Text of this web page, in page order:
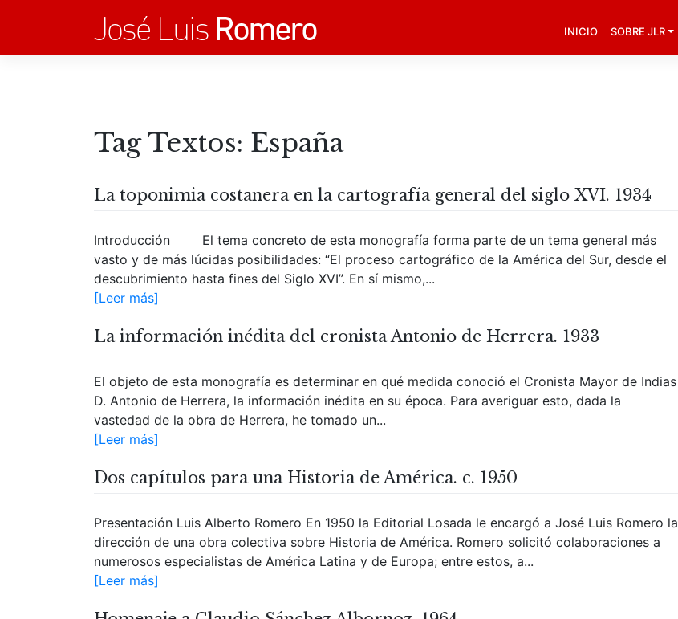
INICIO SOBRE JLR
Tag Textos: España
La toponimia costanera en la cartografía general del siglo XVI. 1934
Introducción El tema concreto de esta monografía forma parte de un tema general más
vasto y de más lúcidas posibilidades: “El proceso cartográfico de la América del Sur, desde el
descubrimiento hasta fines del Siglo XVI”. En sí mismo,...
[Leer más]
La información inédita del cronista Antonio de Herrera. 1933
El objeto de esta monografía es determinar en qué medida conoció el Cronista Mayor de Indias
D. Antonio de Herrera, la información inédita en su época. Para averiguar esto, dada la
vastedad de la obra de Herrera, he tomado un...
[Leer más]
Dos capítulos para una Historia de América. c. 1950
Presentación Luis Alberto Romero En 1950 la Editorial Losada le encargó a José Luis Romero la
dirección de una obra colectiva sobre Historia de América. Romero solicitó colaboraciones a
numerosos especialistas de América Latina y de Europa; entre estos, a...
[Leer más]